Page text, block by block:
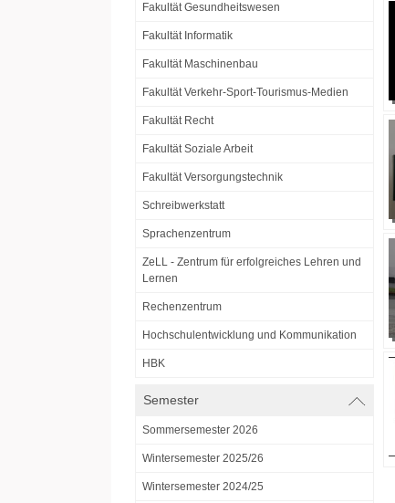
Fakultät Gesundheitswesen
Fakultät Informatik
Fakultät Maschinenbau
Fakultät Verkehr-Sport-Tourismus-Medien
Fakultät Recht
Fakultät Soziale Arbeit
Fakultät Versorgungstechnik
Schreibwerkstatt
Sprachenzentrum
ZeLL - Zentrum für erfolgreiches Lehren und
Lernen
Rechenzentrum
Hochschulentwicklung und Kommunikation
HBK
Semester
Sommersemester 2026
Wintersemester 2025/26
Wintersemester 2024/25